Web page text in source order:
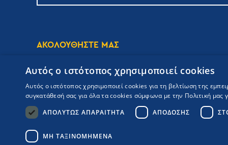
ΑΚΟΛΟΥΘΗΣΤΕ ΜΑΣ
Copyrights Navigator © ΜΗ.Τ.Ε 0206Ε60000476600
Πολιτική Απορρήτου
Αυτός ο ιστότοπος χρησιμοποιεί cookies
Αυτός ο ιστότοπος χρησιμοποιεί cookies για τη βελτίωση της
συγκατάθεσή σας για όλα τα cookies σύμφωνα με την Πολιτική μας
ΑΠΟΛΎΤΩΣ ΑΠΑΡΑΊΤΗΤΑ
ΑΠΌΔΟΣΗΣ
ΜΗ ΤΑΞΙΝΟΜΗΜΈΝΑ